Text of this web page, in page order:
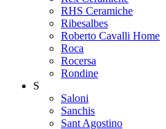
RHS Ceramiche
Ribesalbes
Roberto Cavalli Home
Roca
Rocersa
Rondine
S
Saloni
Sanchis
Sant Agostino